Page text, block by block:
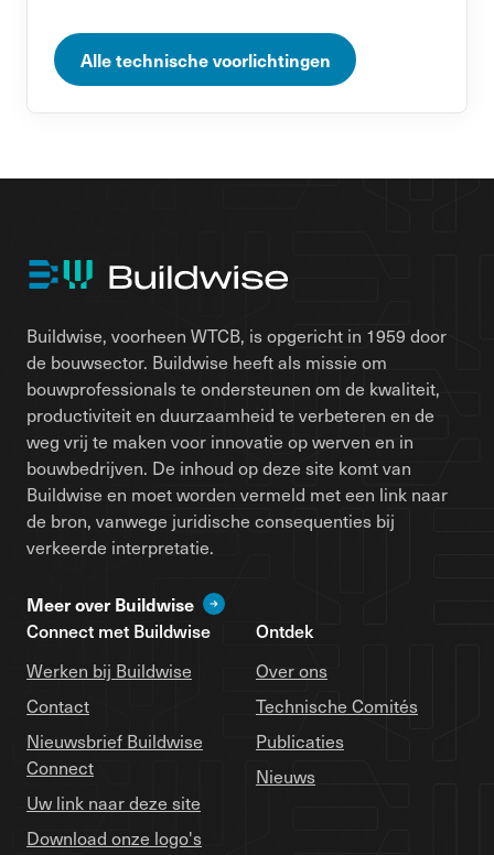
Alle technische voorlichtingen
Buildwise, voorheen WTCB, is opgericht in 1959 door
de bouwsector. Buildwise heeft als missie om
bouwprofessionals te ondersteunen om de kwaliteit,
productiviteit en duurzaamheid te verbeteren en de
weg vrij te maken voor innovatie op werven en in
bouwbedrijven. De inhoud op deze site komt van
Buildwise en moet worden vermeld met een link naar
de bron, vanwege juridische consequenties bij
verkeerde interpretatie.
Meer over Buildwise
Connect met Buildwise
Werken bij Buildwise
Contact
Nieuwsbrief Buildwise
Connect
Uw link naar deze site
Download onze logo's
Ontdek
Over ons
Technische Comités
Publicaties
Nieuws